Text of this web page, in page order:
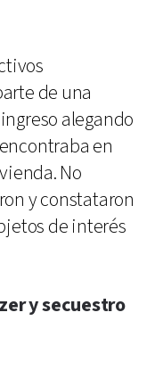
de una
alegando
en
No
y constataron
de interés
y secuestro